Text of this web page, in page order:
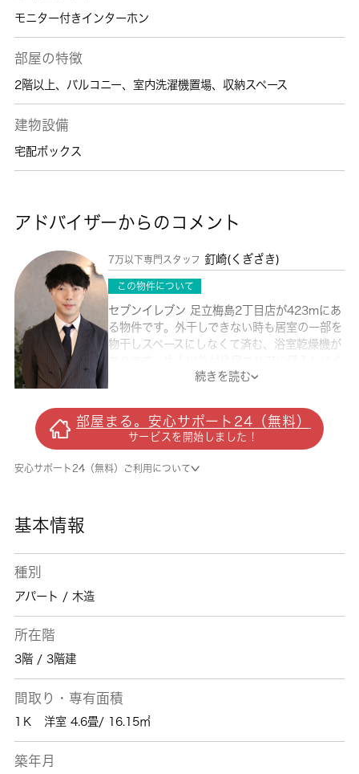
モニター付きインターホン
部屋の特徴
2階以上、 バルコニー、 室内洗濯機置場、 収納スペース
建物設備
宅配ボックス
アドバイザーからのコメント
7万以下専門スタッフ 釘崎(くぎざき)
この物件について
セブンイレブン 足立梅島2丁目店が423mにあ
る物件です。外干しできない時も居室の一部を
物干しスペースにしなくて済む、浴室乾燥機が
いため安全性が上がるオートロック機能を備え
住み心地も良いこちらの賃貸物件。充実した新
生活を過ごしましょう。フローリング張りの物
件です。お客様にご納得いただける不動産物件
をご紹介するのが 城南コミュニティの喜びで
続きを読む
部屋まる。安心サポート24（無料）
サービスを開始しました！
安心サポート24（無料）ご利用について
基本情報
種別
アパート / 木造
所在階
3階 / 3階建
間取り・専有面積
1Ｋ 洋室 4.6畳/ 16.15㎡
築年月